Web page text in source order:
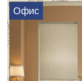
Офис